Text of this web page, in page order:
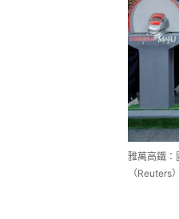
雅萬高鐵：
（Reuters）